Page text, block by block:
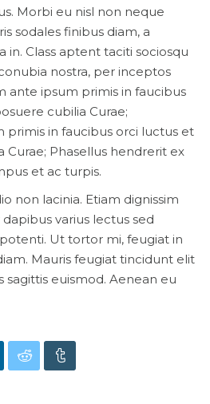
Morbi eu nisl non neque
sodales finibus diam, a
in. Class aptent taciti sociosqu
nostra, per inceptos
ante ipsum primis in faucibus
cubilia Curae;
primis in faucibus orci luctus et
Curae; Phasellus hendrerit ex
et ac turpis.
non lacinia. Etiam dignissim
varius lectus sed
Ut tortor mi, feugiat in
Mauris feugiat tincidunt elit
sagittis euismod. Aenean eu